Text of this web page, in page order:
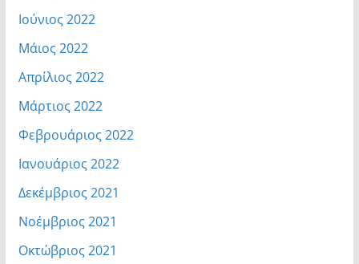
Ιούνιος 2022
Μάιος 2022
Απρίλιος 2022
Μάρτιος 2022
Φεβρουάριος 2022
Ιανουάριος 2022
Δεκέμβριος 2021
Νοέμβριος 2021
Οκτώβριος 2021